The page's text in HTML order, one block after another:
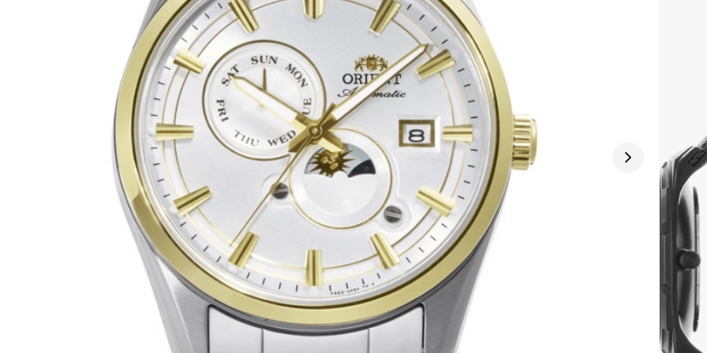
SEPETTE İNDİRİM
10000tl Üzeri Alışverişe özel
1000tl Hediye Çeki
×